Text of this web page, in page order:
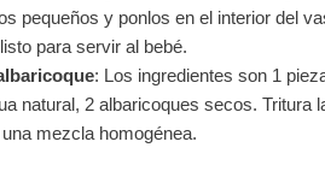
pequeños y ponlos en el interior del
para servir al bebé.
: Los ingredientes son 1
natural, 2 albaricoques secos. Tritura
mezcla homogénea.